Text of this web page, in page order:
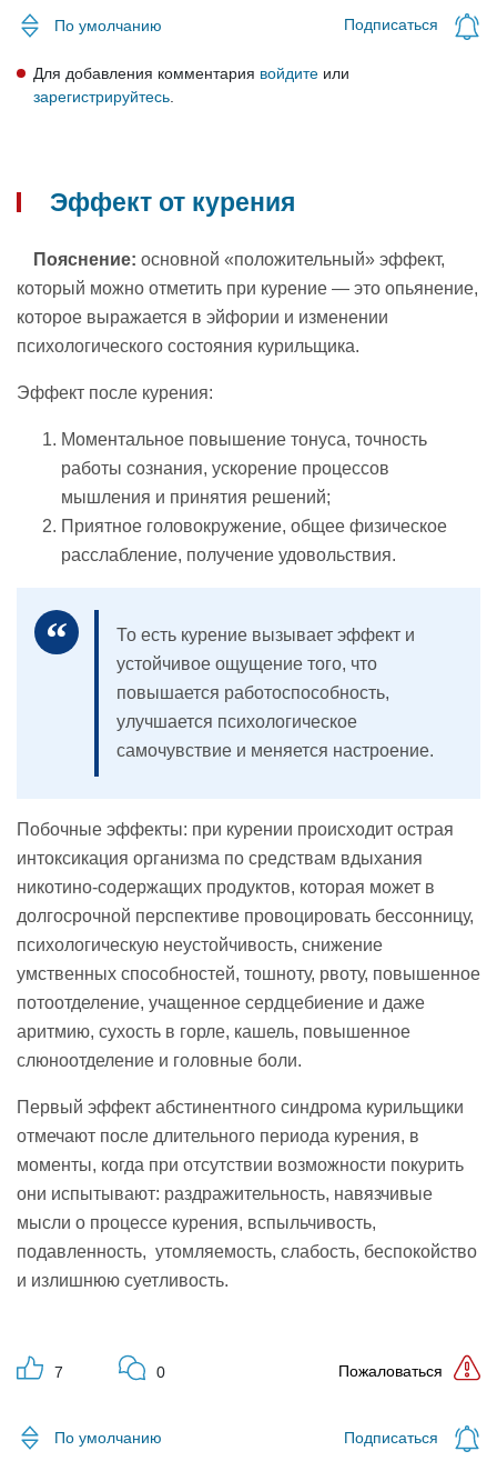
По умолчанию Подписаться
Для добавления комментария войдите или
зарегистрируйтесь
Эффект от курения
Пояснение: основной «положительный» эффект,
который можно отметить при курение — это опьянение,
которое выражается в эйфории и изменении
психологического состояния курильщика.
Эффект после курения:
Моментальное повышение тонуса, точность
работы сознания, ускорение процессов
мышления и принятия решений;
Приятное головокружение, общее физическое
расслабление, получение удовольствия.
То есть курение вызывает эффект и
устойчивое ощущение того, что
повышается работоспособность,
улучшается психологическое
самочувствие и меняется настроение.
Побочные эффекты: при курении происходит острая
интоксикация организма по средствам вдыхания
никотино-содержащих продуктов, которая может в
долгосрочной перспективе провоцировать бессонницу,
психологическую неустойчивость, снижение
умственных способностей, тошноту, рвоту, повышенное
потоотделение, учащенное сердцебиение и даже
аритмию, сухость в горле, кашель, повышенное
слюноотделение и головные боли.
Первый эффект абстинентного синдрома курильщики
отмечают после длительного периода курения, в
моменты, когда при отсутствии возможности покурить
они испытывают: раздражительность, навязчивые
мысли о процессе курения, вспыльчивость,
подавленность, утомляемость, слабость, беспокойство
и излишнюю суетливость.
7 0 Пожаловаться
По умолчанию Подписаться